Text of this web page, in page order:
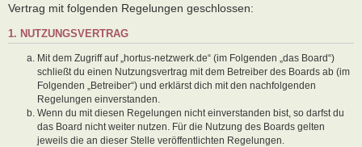
Vertrag mit folgenden Regelungen geschlossen:
1. NUTZUNGSVERTRAG
Mit dem Zugriff auf „hortus-netzwerk.de“ (im Folgenden „das Board“)
schließt du einen Nutzungsvertrag mit dem Betreiber des Boards ab (im
Folgenden „Betreiber“) und erklärst dich mit den nachfolgenden
Regelungen einverstanden.
Wenn du mit diesen Regelungen nicht einverstanden bist, so darfst du
das Board nicht weiter nutzen. Für die Nutzung des Boards gelten
jeweils die an dieser Stelle veröffentlichten Regelungen.